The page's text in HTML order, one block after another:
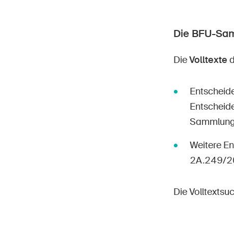
Die BFU-
DieVolltexte
Weitere
2A.249/
Die